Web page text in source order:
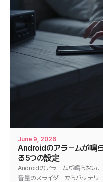
June 9, 2026
Androidのアラームが鳴
る5つの設定
Androidのアラームが鳴らない
音量のスライダーからバッテリ